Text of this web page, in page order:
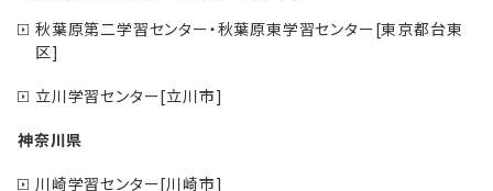
秋葉原第二学習センター・秋葉原東学習センター[東京都台東
区]
立川学習センター[立川市]
神奈川県
川崎学習センター[川崎市]